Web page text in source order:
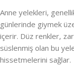
Anne yelekleri,
günlerinde giymek
içerir. Düz renkler,
süslenmiş olan bu
hissetmelerini sağlar.